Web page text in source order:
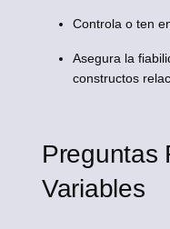
Controla o ten
Asegura la
constructos
Preguntas
Variables